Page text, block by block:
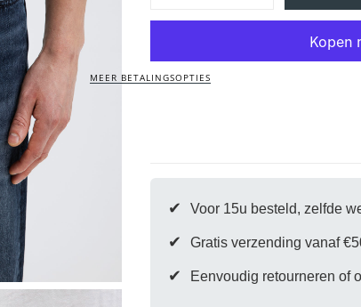
voor
Night
Denim
|
verhogen
voor
Night
MEER BETALINGSOPTIES
✔ Voor 15u besteld, zelfde
✔ Gratis verzending vanaf
✔ Eenvoudig retourneren of